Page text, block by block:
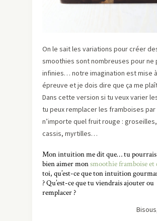
On le sait les variations pour créer
smoothies sont nombreuses pour ne
infinies… notre imagination est mise
épreuve et je dois dire que ça me
Dans cette version si tu veux varier
tu peux remplacer les framboises par
n’importe quel fruit rouge :
cassis, myrtilles…
Mon intuition me dit que… tu pourrais
bien aimer monsmoothie framboise et
toi, qu’est-ce que ton intuition
? Qu’est-ce que tu viendrais ajouter ou
remplacer ?